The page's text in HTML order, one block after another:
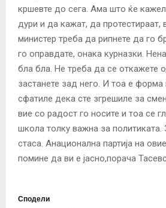
кршевте до сега. Ама што ќе
дури и да кажат, да протестираат,
министер треба да рипнете да го
го оправдате, онака курназки.
бла бла. Не треба да се откажете
застанете зад него. И тоа е форма
сфатиле дека сте згрешиле за
вие со радост го носите и тоа се
школа толку важна за политиката.
стаса. Анационална партија на
помине да ви е јасно,порача
Сподели